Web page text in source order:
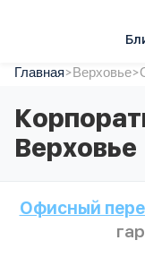
Услуги
Автопарк
Тарифы
Акции
Контакты
Главная>Верховье>
Верховье
Офисный